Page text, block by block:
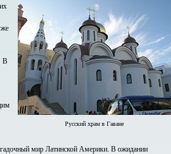
Русский храм в Гаване
В
мир Латинской Америки. В ожидании